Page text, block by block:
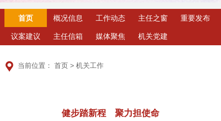
首页 概况信息 工作动态 主任之窗 重要发布
议案建议 主任信箱 媒体聚焦 机关党建
当前位置：首页 >机关工作
健步踏新程 聚力担使命